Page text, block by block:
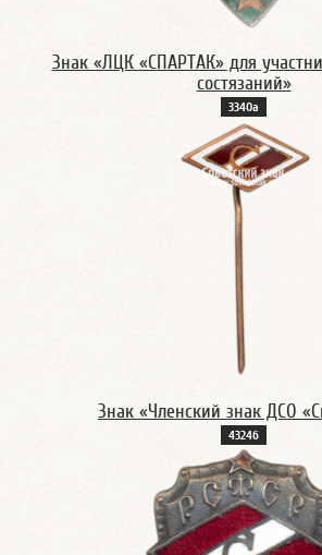
Знак «ЛЦК «СПАРТАК» для
состязаний»
3340а
Знак «Членский знак ДСО
4324б